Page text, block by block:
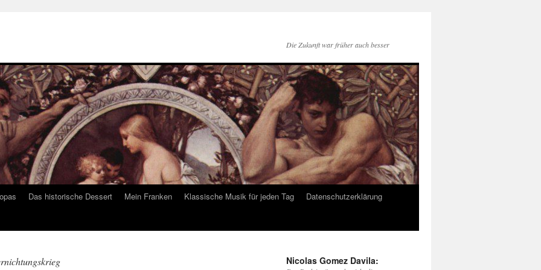
Die Zukunft war früher auch besser
Das historische Dessert Mein Franken Klassische Musik für jeden Tag
Datenschutzerklärung
Nicolas Gomez Davila: